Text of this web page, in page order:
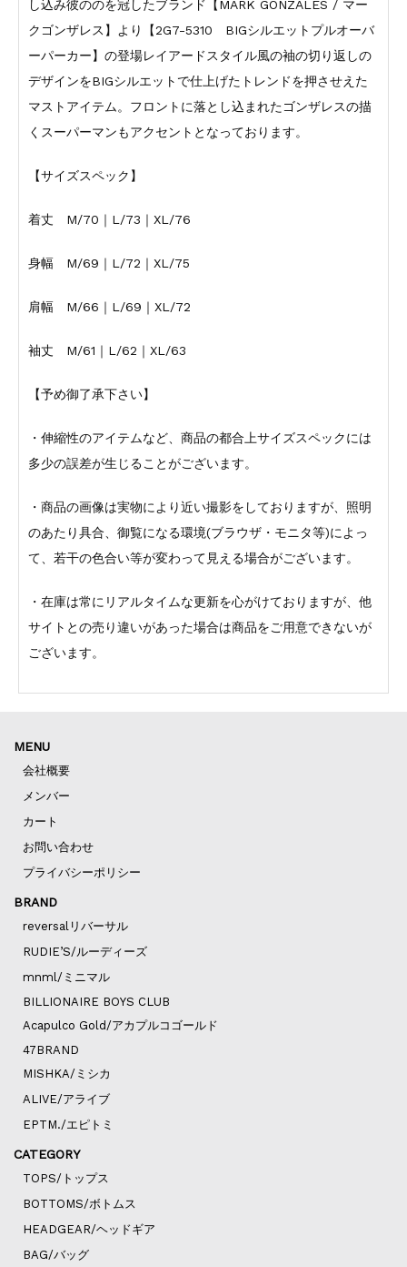
し込み彼ののを冠したブランド【MARK GONZALES / マー
クゴンザレス】より【2G7-5310 BIGシルエットプルオーバ
ーパーカー】の登場レイアードスタイル風の袖の切り返しの
デザインをBIGシルエットで仕上げたトレンドを押させえた
マストアイテム。フロントに落とし込まれたゴンザレスの描
くスーパーマンもアクセントとなっております。
【サイズスペック】
着丈 M/70｜L/73｜XL/76
身幅 M/69｜L/72｜XL/75
肩幅 M/66｜L/69｜XL/72
袖丈 M/61｜L/62｜XL/63
【予め御了承下さい】
・伸縮性のアイテムなど、商品の都合上サイズスペックには
多少の誤差が生じることがございます。
・商品の画像は実物により近い撮影をしておりますが、照明
のあたり具合、御覧になる環境(ブラウザ・モニタ等)によっ
て、若干の色合い等が変わって見える場合がございます。
・在庫は常にリアルタイムな更新を心がけておりますが、他
サイトとの売り違いがあった場合は商品をご用意できないが
ございます。
MENU
会社概要
メンバー
カート
お問い合わせ
プライバシーポリシー
BRAND
reversalリバーサル
RUDIE’S/ルーディーズ
mnml/ミニマル
BILLIONAIRE BOYS CLUB
Acapulco Gold/アカプルコゴールド
47BRAND
MISHKA/ミシカ
ALIVE/アライブ
EPTM./エピトミ
CATEGORY
TOPS/トップス
BOTTOMS/ボトムス
HEADGEAR/ヘッドギア
BAG/バッグ